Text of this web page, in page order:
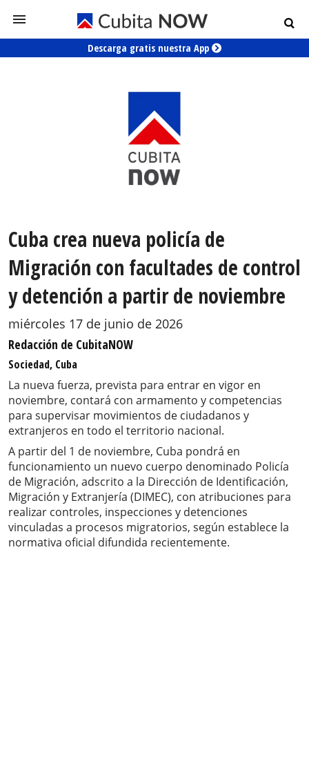
Descarga gratis nuestra App
Cuba crea nueva policía de
Migración con facultades de control
y detención a partir de noviembre
miércoles 17 de junio de 2026
Redacción de CubitaNOW
Sociedad, Cuba
La nueva fuerza, prevista para entrar en vigor en
noviembre, contará con armamento y competencias
para supervisar movimientos de ciudadanos y
extranjeros en todo el territorio nacional.
A partir del 1 de noviembre, Cuba pondrá en
funcionamiento un nuevo cuerpo denominado Policía
de Migración, adscrito a la Dirección de Identificación,
Migración y Extranjería (DIMEC), con atribuciones para
realizar controles, inspecciones y detenciones
vinculadas a procesos migratorios, según establece la
normativa oficial difundida recientemente.